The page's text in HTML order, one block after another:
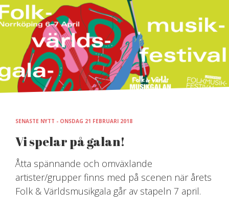
Skip
to
content
SENASTE NYTT - ONSDAG 21 FEBRUARI 2018
Vi spelar på galan!
Åtta spännande och omväxlande
artister/grupper finns med på scenen när årets
Folk & Världsmusikgala går av stapeln 7 april.